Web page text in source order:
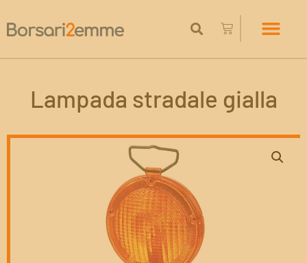
Lampada stradale gialla